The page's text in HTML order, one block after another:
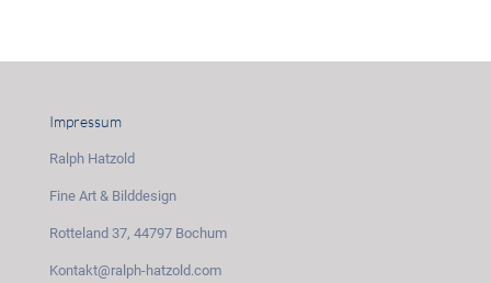
Impressum
Ralph Hatzold
Fine Art & Bilddesign
Rotteland 37, 44797 Bochum
Kontakt@ralph-hatzold.com